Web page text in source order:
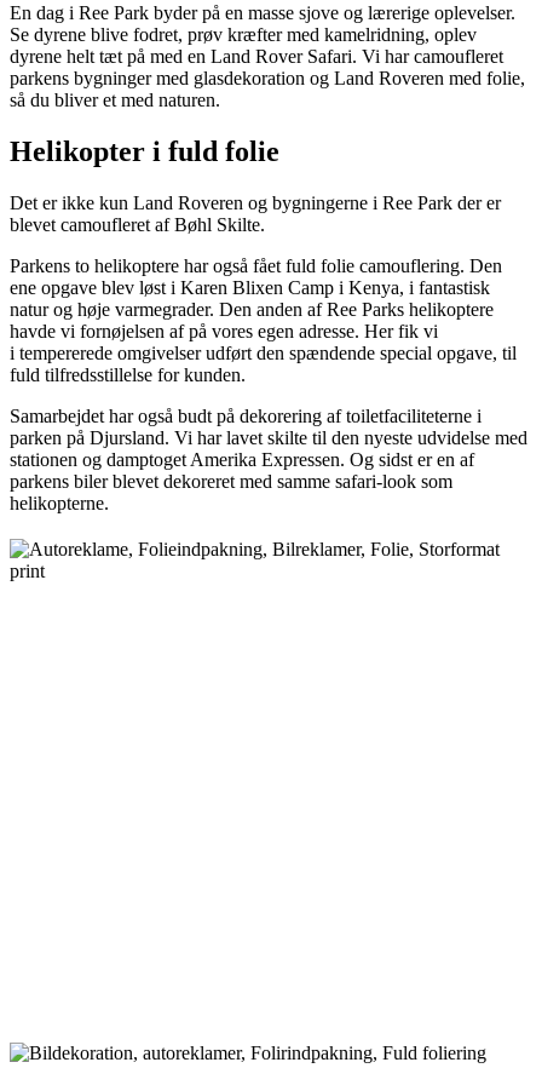
En dag i Ree Park byder på en masse sjove og lærerige oplevelser.
Se dyrene blive fodret, prøv kræfter med kamelridning, oplev
dyrene helt tæt på med en Land Rover Safari. Vi har camoufleret
parkens bygninger med glasdekoration og Land Roveren med folie,
så du bliver et med naturen.
Helikopter i fuld folie
Det er ikke kun Land Roveren og bygningerne i Ree Park der er
blevet camoufleret af Bøhl Skilte.
Parkens to helikoptere har også fået fuld folie camouflering. Den
ene opgave blev løst i Karen Blixen Camp i Kenya, i fantastisk
natur og høje varmegrader. Den anden af Ree Parks helikoptere
havde vi fornøjelsen af på vores egen adresse. Her fik vi
i tempererede omgivelser udført den spændende special opgave, til
fuld tilfredsstillelse for kunden.
Samarbejdet har også budt på dekorering af toiletfaciliteterne i
parken på Djursland. Vi har lavet skilte til den nyeste udvidelse med
stationen og damptoget Amerika Expressen. Og sidst er en af
parkens biler blevet dekoreret med samme safari-look som
helikopterne.